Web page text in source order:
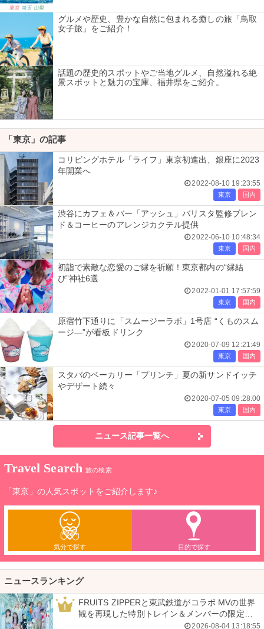
グルメや歴史、豊かな自然に包まれる癒しの旅「鳥取
女子旅」をご紹介！
話題の歴史的スポットやご当地グルメ、自然溢れる絶
景スポットと魅力の宝庫、福井県をご紹介。
「東京」の記事
コリビングホテル「ライフ」東京初進出、銀座に2023
年開業へ
2022-08-10 19:23:55
東京 国内
渋谷にカフェ＆バー「アッシュ」バリスタ監修ブレン
ド＆コーヒーのアレンジカクテル提供
2022-06-10 10:48:34
東京 国内
初詣で素敵な恋愛のご縁を祈願！東京都内の“縁結
び”神社6選
2022-01-01 17:57:59
東京 国内
原宿竹下通りに「スムージーラボ」1号店 “くものスム
ージ―”が看板ドリンク
2020-07-09 12:21:49
東京 国内
スタバのベーカリー「プリンチ」夏の新サンドイッチ
やデザート続々
2020-07-05 09:28:00
東京 国内
ニュース記事一覧へ
Travel Search 旅の検索
「東京」の人気スポットをご紹介します♪
気分で探す 目的で探す
ニュースランキング
1
FRUITS ZIPPERと東武鉄道がコラボ MVの世界
観を再現した特別トレイン＆メンバーの限定ア
2026-08-04 13:18:55